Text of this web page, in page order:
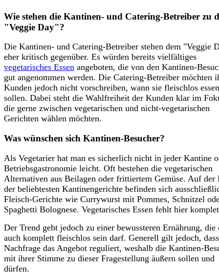
Wie stehen die Kantinen- und Catering-Betreiber zu
"Veggie Day"?
Die Kantinen- und Catering-Betreiber stehen dem "Veggie
eher kritisch gegenüber. Es würden bereits vielfältiges
vegetarisches Essen angeboten, die von den Kantinen-
gut angenommen werden. Die Catering-Betreiber möchten
Kunden jedoch nicht vorschreiben, wann sie fleischlos essen
sollen. Dabei steht die Wahlfreiheit der Kunden klar im
die gerne zwischen vegetarischen und nicht-vegetarischen
Gerichten wählen möchten.
Was wünschen sich Kantinen-Besucher?
Als Vegetarier hat man es sicherlich nicht in jeder Kantine
Betriebsgastronomie leicht. Oft bestehen die vegetarischen
Alternativen aus Beilagen oder frittiertem Gemüse. Auf der
der beliebtesten Kantinengerichte befinden sich
Fleisch-Gerichte wie Currywurst mit Pommes, Schnitzel
Spaghetti Bolognese. Vegetarisches Essen fehlt hier
Der Trend geht jedoch zu einer bewussteren Ernährung, die
auch komplett fleischlos sein darf. Generell gilt jedoch,
Nachfrage das Angebot reguliert, weshalb die Kantinen-
mit ihrer Stimme zu dieser Fragestellung äußern sollen und
dürfen.